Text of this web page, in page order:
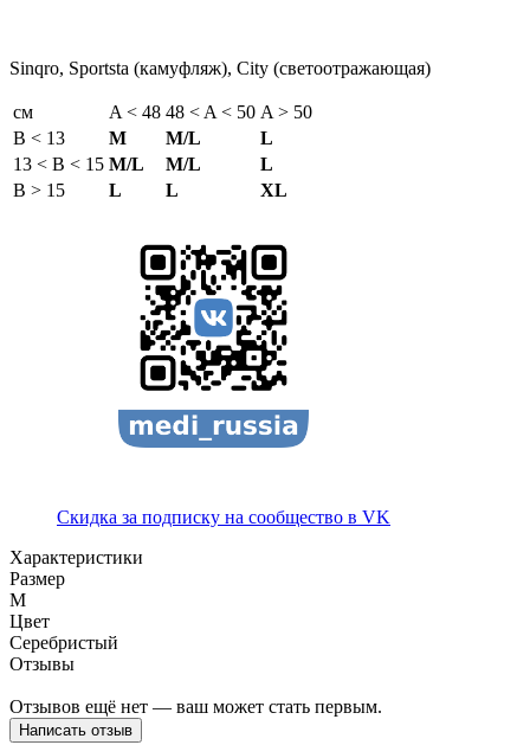
Sinqro, Sportsta (камуфляж), City (светоотражающая)
см A < 48 48 < A < 50 A > 50
B < 13
M M/L
L
13 < B < 15 M/L M/L
L
B > 15
L L XL
Скидка за подписку на сообщество в VK
Характеристики
Размер
M
Цвет
Серебристый
Отзывы
Отзывов ещё нет — ваш может стать первым.
Написать отзыв